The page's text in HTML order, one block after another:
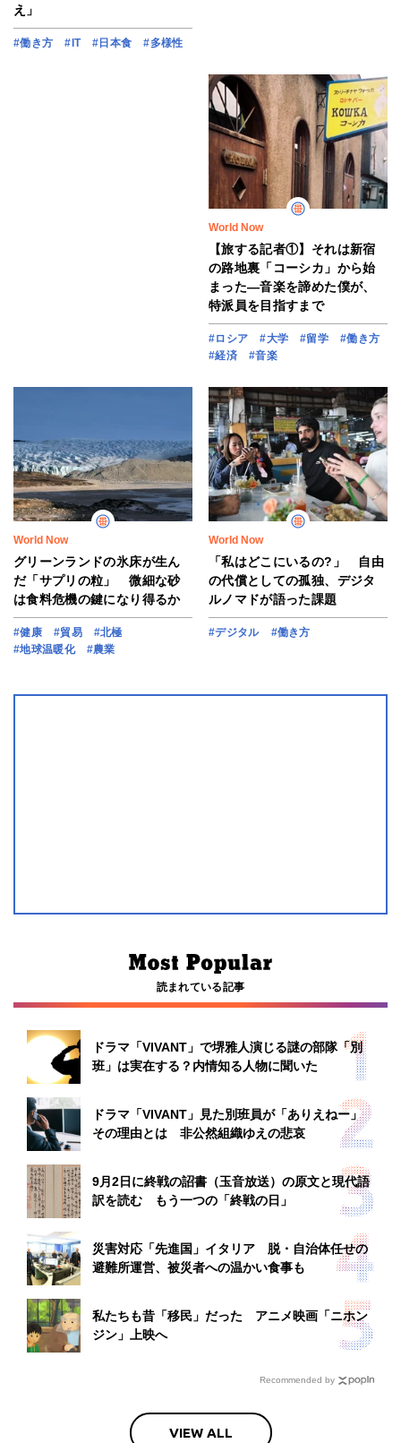
え」
#働き方 #IT #日本食 #多様性
World Now
【旅する記者①】それは新宿
の路地裏「コーシカ」から始
まった―音楽を諦めた僕が、
特派員を目指すまで
#ロシア #大学 #留学
#働き方
#経済
#音楽
World Now
グリーンランドの氷床が生ん
だ「サプリの粒」 微細な砂
は食料危機の鍵になり得るか
#健康 #貿易
#北極
#地球温暖化
#農業
World Now
「私はどこにいるの?」 自由
の代償としての孤独、デジタ
ルノマドが語った課題
#デジタル #働き方
読まれている記事
ドラマ「VIVANT」で堺雅人演じる謎の部隊「別
班」は実在する？内情知る人物に聞いた
ドラマ「VIVANT」見た別班員が「ありえねー」
その理由とは 非公然組織ゆえの悲哀
9月2日に終戦の詔書（玉音放送）の原文と現代語
訳を読む もう一つの「終戦の日」
災害対応「先進国」イタリア 脱・自治体任せの
避難所運営、被災者への温かい食事も
私たちも昔「移民」だった アニメ映画「ニホン
ジン」上映へ
Recommended by
VIEW ALL